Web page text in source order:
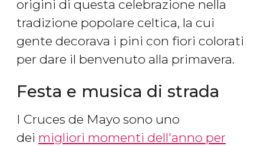
origini di questa celebrazione nella
tradizione popolare celtica, la cui
gente decorava i pini con fiori colorati
per dare il benvenuto alla primavera.
Festa e musica di strada
I Cruces de Mayo sono uno
dei migliori momenti dell'anno per